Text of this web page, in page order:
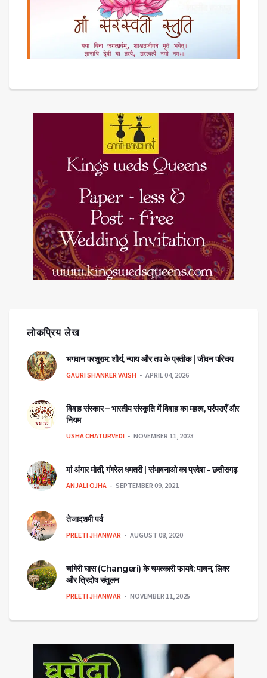
लोकप्रिय लेख
भगवान परशुराम: शौर्य, न्याय और तप के प्रतीक | जीवन परिचय
GAURI SHANKER VAISH APRIL 04, 2026
विवाह संस्कार – भारतीय संस्कृति में विवाह का महत्व, परंपराएँ और
नियम
USHA CHATURVEDI NOVEMBER 11, 2023
मां अंगार मोती, गंगरेल धमतरी | संभावनाओ का प्रदेश - छत्तीसगढ़
ANJALI OJHA SEPTEMBER 09, 2021
तेजादशमी पर्व
PREETI JHANWAR AUGUST 08, 2020
चांगेरी घास (Changeri) के चमत्कारी फायदे: पाचन, लिवर
और त्रिदोष संतुलन
PREETI JHANWAR NOVEMBER 11, 2025